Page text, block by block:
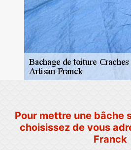
Pour mettre une bâche
choisissez de vous
Franck